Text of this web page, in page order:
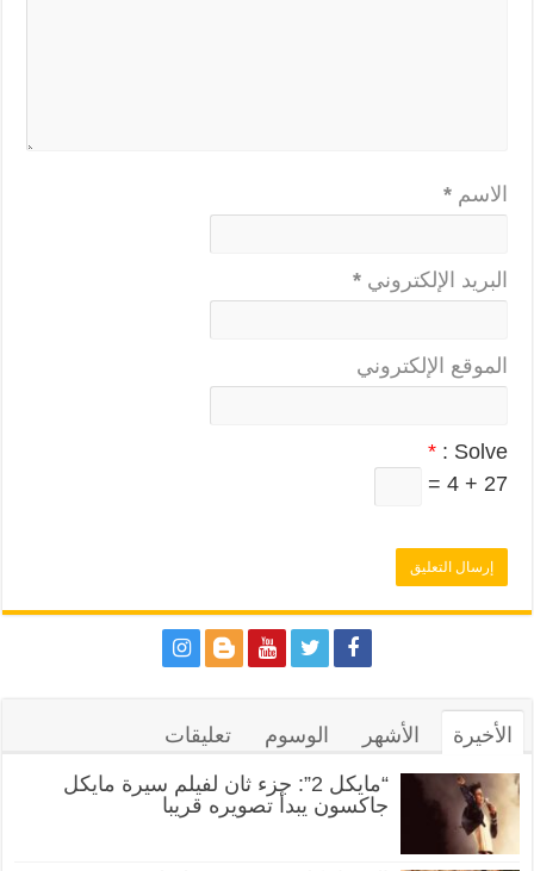
الاسم *
البريد الإلكتروني *
الموقع الإلكتروني
Solve :
*
27 + 4 =
الأخيرة الأشهر الوسوم تعليقات
“مايكل 2”: جزء ثان لفيلم سيرة مايكل
جاكسون يبدأ تصويره قريبا